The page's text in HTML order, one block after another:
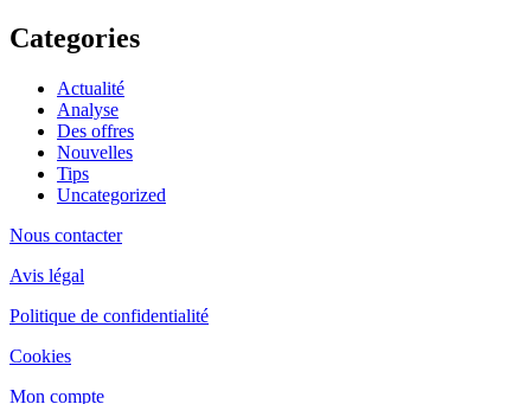
Categories
Actualité
Analyse
Des offres
Nouvelles
Tips
Uncategorized
Nous contacter
Avis légal
Politique de confidentialité
Cookies
Mon compte